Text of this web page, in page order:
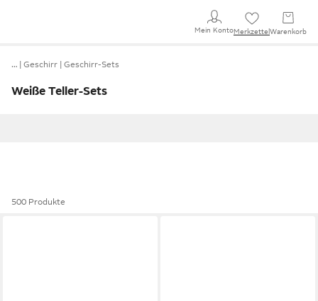
Mein KontoMerkzettel Warenkorb
… Geschirr Geschirr-Sets
Weiße Teller-Sets
500 Produkte